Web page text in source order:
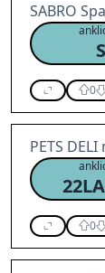
SABRO
0
PETS
0